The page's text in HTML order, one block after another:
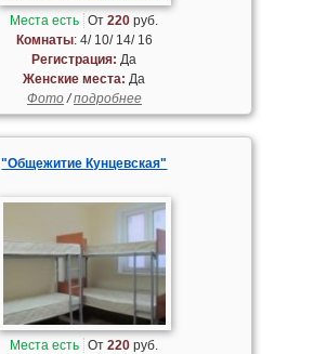
Места есть От220 руб.
Комнаты: 4/ 10/ 14/ 16
Регистрация: Да
Женские места: Да
Фото/подробнее
"Общежитие Кунцевская"
Места есть От220 руб.